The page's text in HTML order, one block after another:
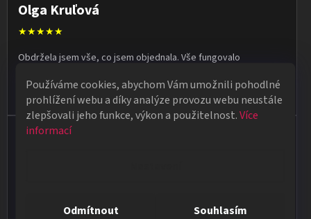
Používáme cookies, abychom Vám umožnili pohodlné
prohlížení webu a díky analýze provozu webu neustále
zlepšovali jeho funkce, výkon a použitelnost.Více
informací
Odmítnout Souhlasím
Olga Kruľová
★★★★★
Obdržela jsem vše, co jsem objednala. Vše fungovalo
na školní besídce. Objednávka dorazila po 4 dnech, takže
naprostá spokojenost.
Vladimír Jirsák